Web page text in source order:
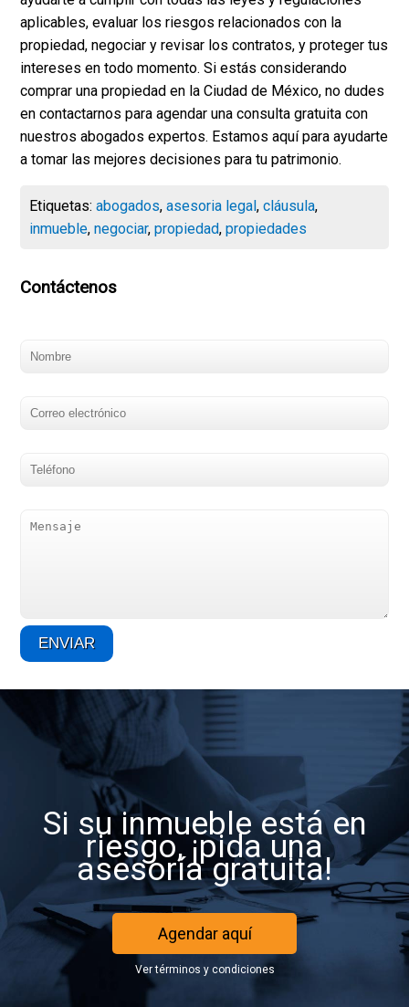
aplicables, evaluar los riesgos relacionados con la
propiedad, negociar y revisar los contratos, y proteger tus
intereses en todo momento. Si estás considerando
comprar una propiedad en la Ciudad de México, no dudes
en contactarnos para agendar una consulta gratuita con
nuestros abogados expertos. Estamos aquí para ayudarte
a tomar las mejores decisiones para tu patrimonio.
Etiquetas:abogados,asesoria legal,cláusula,
inmueble,negociar,propiedad,propiedades
Contáctenos
Si su inmueble está en
riesgo, ¡pida una
asesoría gratuita!
Agendar aquí
Ver términos y condiciones